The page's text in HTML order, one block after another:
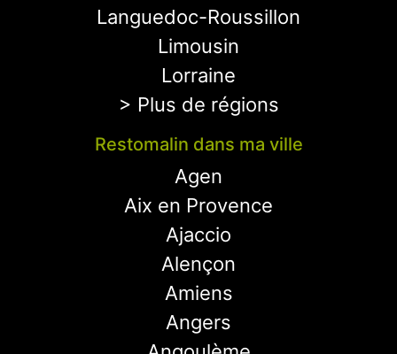
Languedoc-Roussillon
Limousin
Lorraine
> Plus de régions
Restomalin dans ma ville
Agen
Aix en Provence
Ajaccio
Alençon
Amiens
Angers